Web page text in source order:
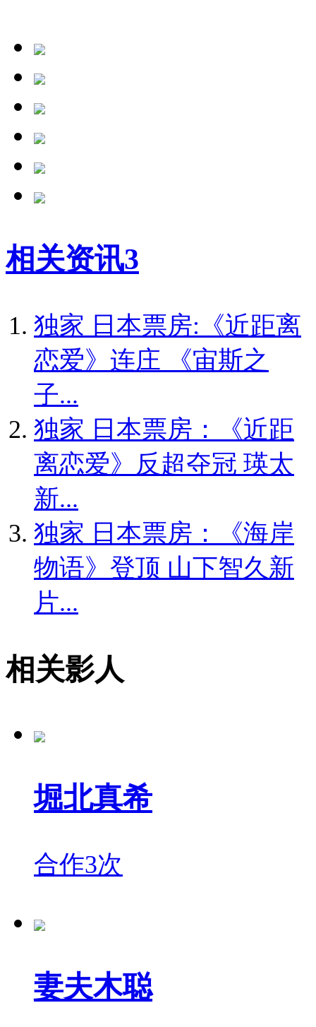
相关资讯3
独家 日本票房:《近距离
恋爱》连庄 《宙斯之
子...
独家 日本票房：《近距
离恋爱》反超夺冠 瑛太
新...
独家 日本票房：《海岸
物语》登顶 山下智久新
片...
相关影人
堀北真希
合作3次
妻夫木聪